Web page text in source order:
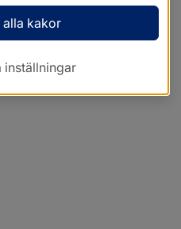
alla kakor
inställningar